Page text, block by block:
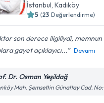
İstanbul,Kadıköy
5 (23 Değerlendirme)
son derece iligiliydi, memnun
gayet açıklayıcı...
Devamı
Dr. Osman Yeşildağ
Mah. Şemsettin Günaltay Cad.